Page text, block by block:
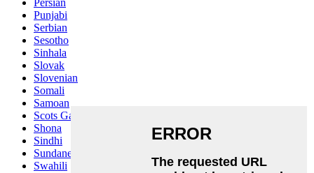
Punjabi
Serbian
Sesotho
Sinhala
Slovak
Slovenian
Somali
Samoan
Scots Gaelic
Shona
Sindhi
Sundanese
Swahili